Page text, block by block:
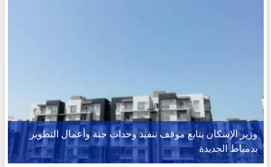
وزير الإسكان يتابع موقف تنفيذ وحدات جنة وأعمال التطوير
بدمياط الجديدة